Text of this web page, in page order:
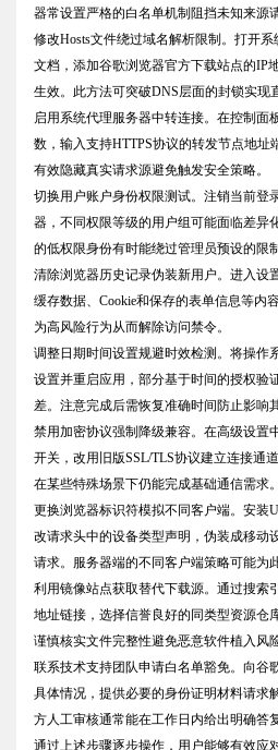
器常设置严格的白名单机制阻挡未知来源
修改Hosts文件绕过域名解析限制。打开系
文档，添加谷歌浏览器官方下载站点的IP
生效。此方法可突破DNS层面的封锁实现
启用系统代理服务器中转连接。在控制面
数，输入支持HTTPS协议的转发节点地址
有效隐藏真实请求源避免触发安全策略。
切换用户账户身份权限测试。注销当前登
器，不同权限等级的用户组可能面临差异
的低权限身份有时能绕过管理员预设的限
清除浏览器历史记录伪装新用户。进入设
缓存数据、Cookie和保存的表单信息等内
为高风险行为从而解除访问禁令。
调整日期时间设置规避时效检测。将操作
设置并重启应用，部分基于时间的授权验
差。注意完成后需恢复准确时间防止影响
禁用加密协议强制降级兼容。在高级设置
开关，改用旧版SSL/TLS协议建立连接通
在某些特殊场景下仍能完成基础通信需求。
更换浏览器标识符模拟不同客户端。安装
改请求头中的设备类型声明，伪装成移动
请求。服务器端的不同客户端策略可能为
利用镜像站点获取替代下载源。通过搜索
地址链接，选择信誉良好的同类型资源仓
谨慎核实文件完整性避免恶意软件植入风险
联系技术支持团队申请白名单豁免。向谷
具体情况，提供必要的身份证明材料请求
方人工审核通常能在工作日内给出明确答复
通过上述步骤逐步操作，用户能够有效应